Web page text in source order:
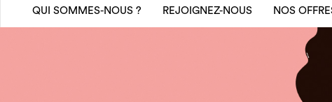
QUI SOMMES-NOUS ? REJOIGNEZ-NOUS NOS